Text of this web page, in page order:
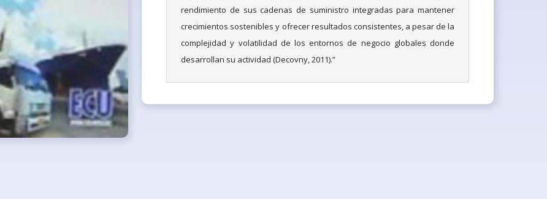
rendimiento de sus cadenas de suministro integradas para mantener
crecimientos sostenibles y ofrecer resultados consistentes, a pesar de la
complejidad y volatilidad de los entornos de negocio globales donde
desarrollan su actividad (Decovny, 2011).”